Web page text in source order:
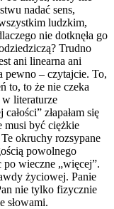
nadać sens,
ludzkim,
nie dotknęła go
Trudno
ani linearna ani
pewno – czytajcie. To,
to, to że nie czeka
w literaturze
złapałam się
musi być ciężkie
okruchy rozsypane
powolnego
po wieczne „więcej”.
życiowej. Panie
nie tylko fizycznie
słowami.